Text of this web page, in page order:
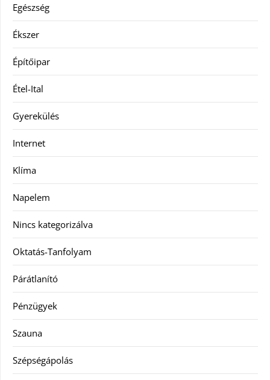
Egészség
Ékszer
Építőipar
Étel-Ital
Gyerekülés
Internet
Klíma
Napelem
Nincs kategorizálva
Oktatás-Tanfolyam
Párátlanító
Pénzügyek
Szauna
Szépségápolás